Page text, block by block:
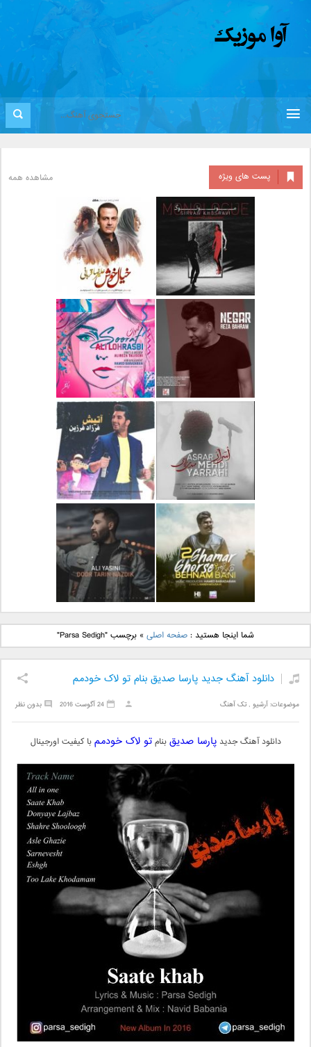
پست های ویژه مشاهده همه
دانلود آلبوم جدید سیروان
خسروی بنام مونولوگ
دانلود آهنگ جدید علیرضا
قربانی بنام خیال خوش
دانلود آهنگ جدید رضا
بهرام بنام نگار
دانلود آهنگ جدید علی
لهراسبی بنام صورت
دانلود آهنگ جدید مهدی
یراحی بنام اسرار
دانلود آهنگ جدید فرزاد
فرزین بنام آتیش
دانلود آهنگ جدید بهنام
بانی بنام قرص قمر 2
دانلود آهنگ جدید علی
یاسینی بنام دورترین نزدیک
شما اینجا هستید :صفحه اصلی »برچسب "Parsa Sedigh"
دانلود آهنگ جدید پارسا صدیق بنام تو لاک خودمم
موضوعات:آرشیو ,تک آهنگ بدون نظر 24 آگوست 2016
دانلود آهنگ جدیدپارسا صدیقبنامتو لاک خودممبا کیفیت اورجینال